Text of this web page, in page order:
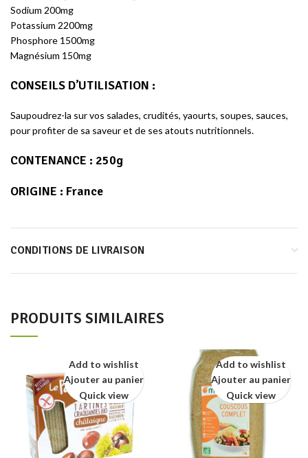
Sodium 200mg
Potassium 2200mg
Phosphore 1500mg
Magnésium 150mg
CONSEILS D’UTILISATION :
Saupoudrez-la sur vos salades, crudités, yaourts, soupes, sauces,
pour profiter de sa saveur et de ses atouts nutritionnels.
CONTENANCE : 250g
ORIGINE : France
CONDITIONS DE LIVRAISON
PRODUITS SIMILAIRES
Add to wishlist
Ajouter au panier
Quick view
Add to wishlist
Ajouter au panier
Quick view